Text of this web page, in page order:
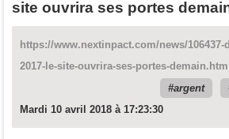
site ouvrira ses portes
https://www.nextinpact.com/news/
2017-le-site-ouvrira-ses-portes-demain.htm
argent
Mardi 10 avril 2018 à 17:23:30